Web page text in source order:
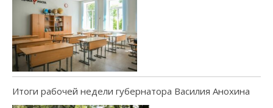
Итоги рабочей недели губернатора Василия Анохина